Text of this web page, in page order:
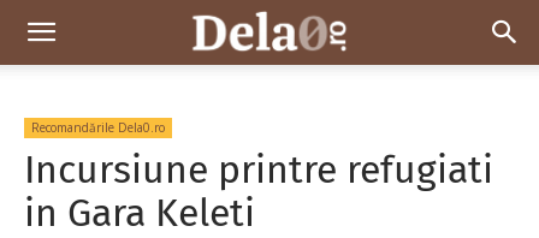
Dela0
Recomandările Dela0.ro
Incursiune printre refugiati
in Gara Keleti